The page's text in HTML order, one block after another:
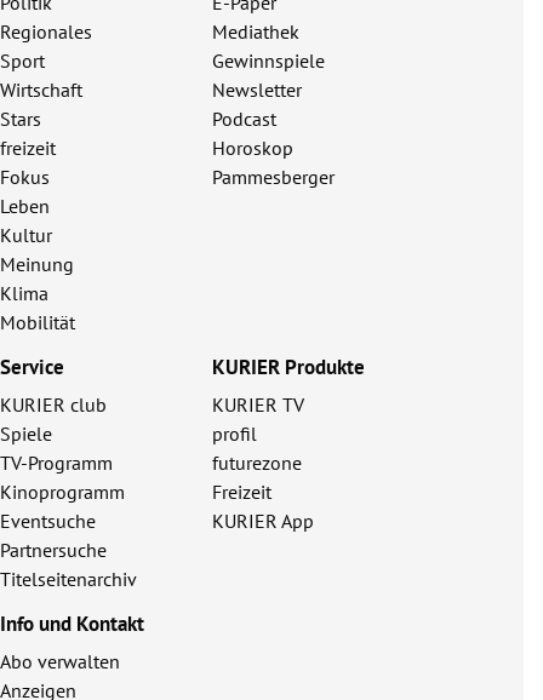
Regionales
Sport
Wirtschaft
Stars
freizeit
Fokus
Leben
Kultur
Meinung
Klima
Mobilität
Mediathek
Gewinnspiele
Newsletter
Podcast
Horoskop
Pammesberger
Service
KURIER club
Spiele
TV-Programm
Kinoprogramm
Eventsuche
Partnersuche
Titelseitenarchiv
KURIER Produkte
KURIER TV
profil
futurezone
Freizeit
KURIER App
Info und Kontakt
Abo verwalten
Anzeigen